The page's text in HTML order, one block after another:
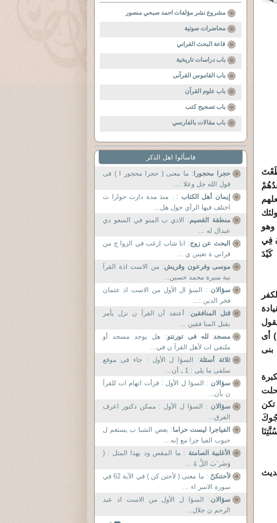
وهو
فِي
كَيْدَ
(103) الاسراء ) أى
تكن
مشروع نشر مؤلفات احمد صبحي منصور
محاضرات صوتية
قاعة البحث القراني
باب دراسات تاريخية
باب القاموس القرآنى
باب علوم القرآن
باب تصحيح كتب
باب مقالات بالفارسي
فاسألوا اهل الذكر
حجرا محجورا : ما معنى ( حجرا محجور ا ) فى
قول الله جل وعلا :...
إيمان أهل الكتاب : . منذ مدة دارت حوارا ت
اختلف فيها الرأي حول هل...
منطقة القصيم: الادي ب المتو في السعو دي
عبدال له ...
البحث عن زوج: انا شاب ارغب في الزوا ج من
قراني ة تعينن ي ...
موسى وفرعون وقريش: من الاست اذة القرآ
نية منيرة محمد حسين...
سؤالان : السؤ ال الأول من الاست اذ عثمان
فخر الدين :...
قتل المنافقين: أعتقد أن القرآ ن نزل يأمر
بقتل المنا فقين ...
مسجد لله فى تورنتو: هل يوجد مسجد أو
ملتقي ات لأهل القرآ ن في...
ثلاثة أسئلة: السؤا ل الأول : جاء فى موقع
سلفى ما يلى : 1 ـ أن...
سؤالان : السؤا ل الأول : قرأت اتهام ات للقرآ
ن بأن...
سؤالان : السؤا ل الأول : ممكن دكتور اعرف
الفرق...
الفياجرا ليست حراما: بعض الشبا ب يستعم ل
حبوب الفيا جرا مع إنه...
الأغلبية الصامتة : ما المقص ود بهذا المثل : (
وَضَر َبَ اللَّ هُ ...
لأحتنكنّ
: ما معنى ( لأحتن كن ) في الآية 62 في
سورة الاسر اء ...
سؤالان: السؤا ل الأول من الاست اذ عبد
الرحم ن جلال...